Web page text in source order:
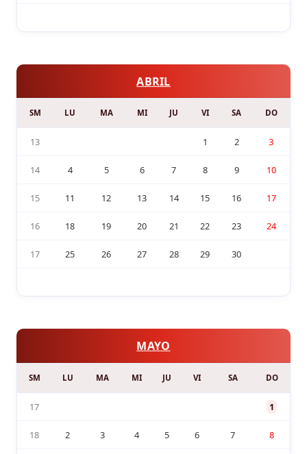
ABRIL
SM LU MA MI JU VI SA DO
13 1 2 3
14 4 5 6 7 8 9 10
15 11 12 13 14 15 16 17
16 18 19 20 21 22 23 24
17 25 26 27 28 29 30
MAYO
SM LU MA MI JU VI SA DO
17 1
18 2 3 4 5 6 7 8